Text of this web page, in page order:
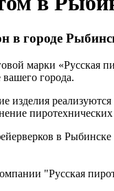
в городе
марки «Русская
города.
изделия
в
"Русская